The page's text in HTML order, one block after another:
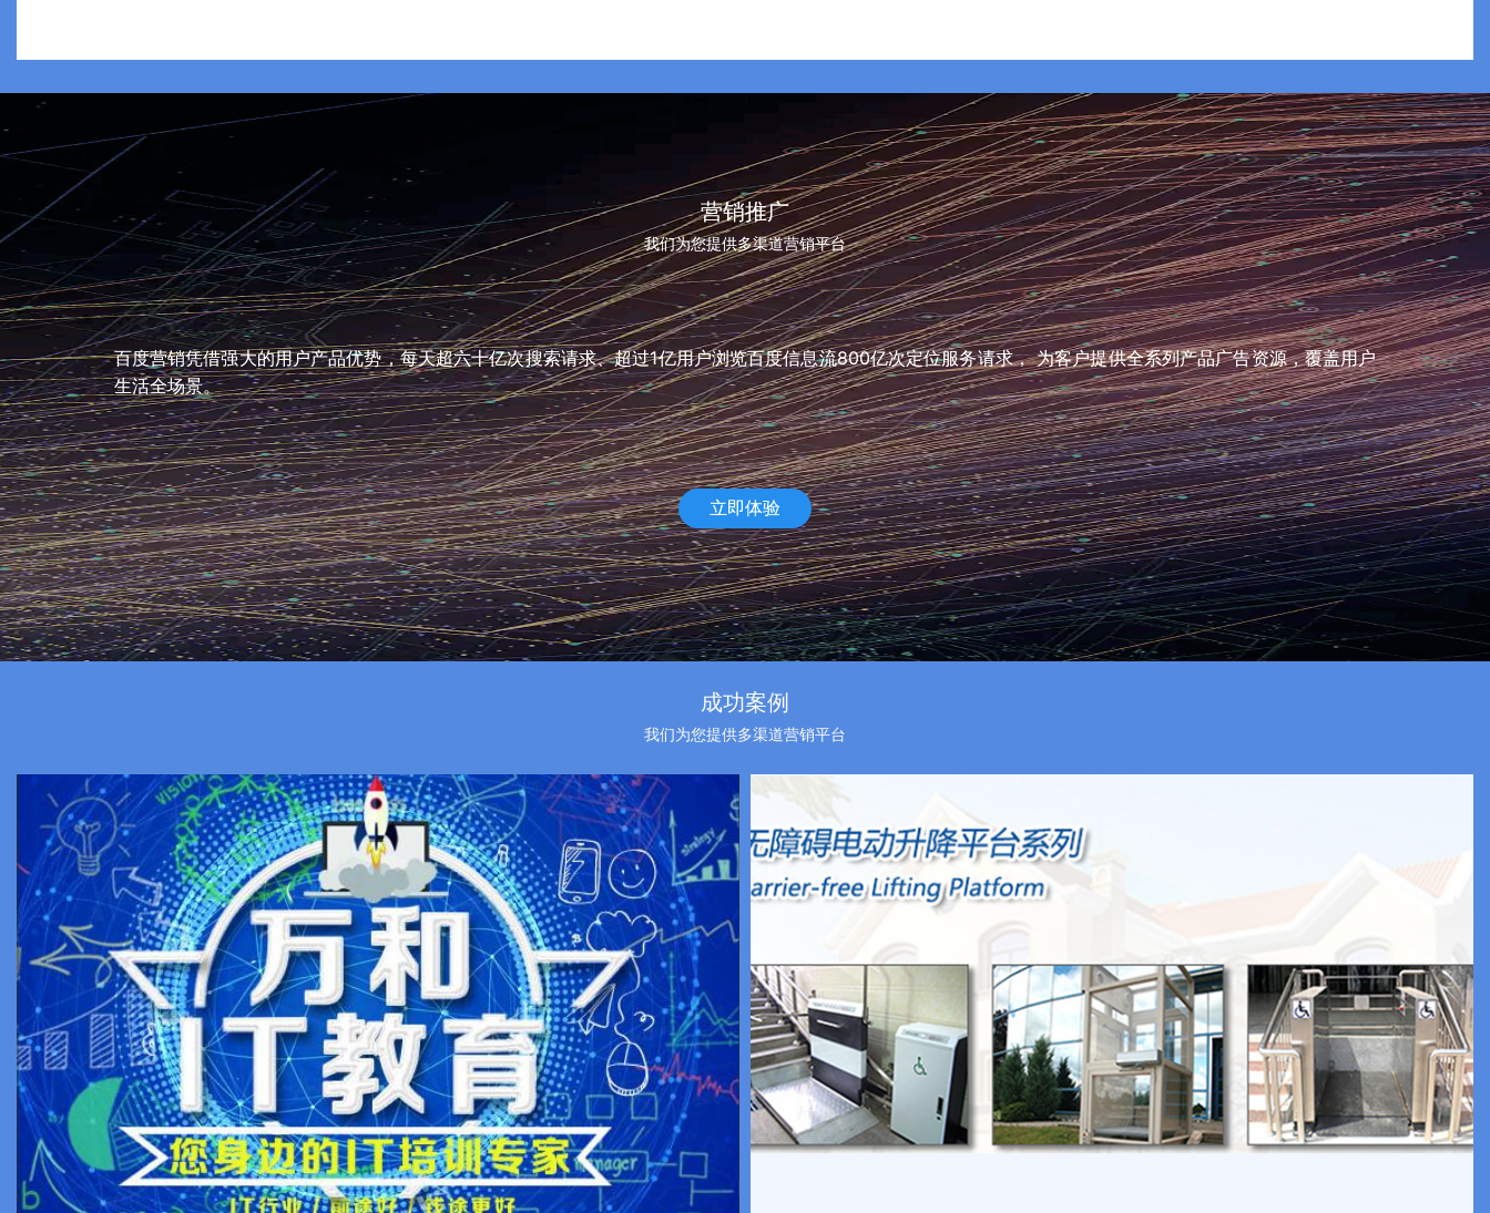
营销推广
我们为您提供多渠道营销平台
百度营销凭借强大的用户产品优势，每天超六十亿次搜索请求、超过1亿用户浏览百度信息流800亿次定位服务请求， 为客户提供全系列产品广告资源，覆盖用户
生活全场景。
立即体验
成功案例
我们为您提供多渠道营销平台